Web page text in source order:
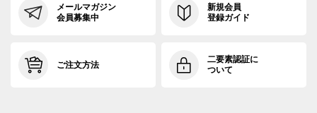
メールマガジン
会員募集中
新規会員
登録ガイド
ご注文方法
二要素認証に
ついて